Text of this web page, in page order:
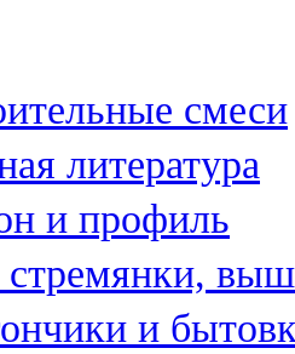
смеси
литература
и профиль
и